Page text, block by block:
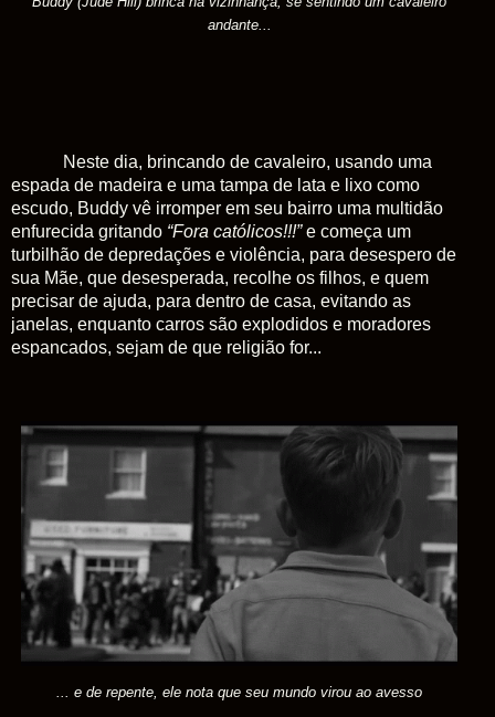
andante...
Neste dia, brincando de cavaleiro, usando uma
espada de madeira e uma tampa de lata e lixo como
escudo, Buddy vê irromper em seu bairro uma multidão
enfurecida gritando “Fora católicos!!!”e começa um
turbilhão de depredações e violência, para desespero de
sua Mãe, que desesperada, recolhe os filhos, e quem
precisar de ajuda, para dentro de casa, evitando as
janelas, enquanto carros são explodidos e moradores
espancados, sejam de que religião for...
... e de repente, ele nota que seu mundo virou ao avesso